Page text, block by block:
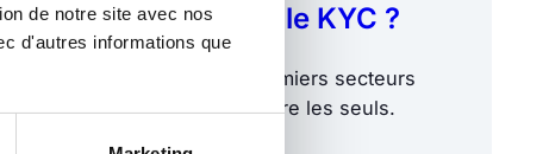
de notre site avec nos
d'autres informations que
concernés par le KYC ?
de l’assurance sont les premiers secteurs
KYC, mais ils sont loin d’être les seuls.